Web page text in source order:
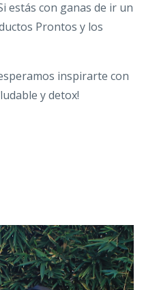
estás con ganas de ir un
Prontos y los
inspirarte con
y detox!